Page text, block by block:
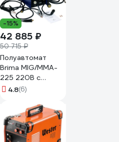
-15%
42 885 ₽
50 715 ₽
Полуавтомат
Brima MIG/MMA-
225 220В с
горелкой
4.8(6)